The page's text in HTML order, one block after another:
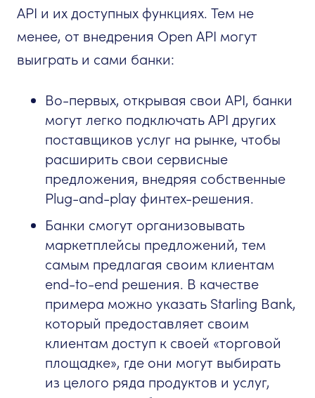
API и их доступных функциях. Тем не
менее, от внедрения Open API могут
выиграть и сами банки:
Во-первых, открывая свои API, банки
могут легко подключать API других
поставщиков услуг на рынке, чтобы
расширить свои сервисные
предложения, внедряя собственные
Plug-and-play финтех-решения.
Банки смогут организовывать
маркетплейсы предложений, тем
самым предлагая своим клиентам
end-to-end решения. В качестве
примера можно указать Starling Bank,
который предоставляет своим
клиентам доступ к своей «торговой
площадке», где они могут выбирать
из целого ряда продуктов и услуг,